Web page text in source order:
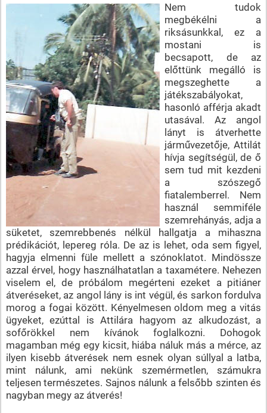
Nem tudok
megbékélni a
riksásunkkal, ez a
mostani is
becsapott, de az
előttünk megálló is
megszeghette a
játékszabályokat,
hasonló afférja akadt
utasával. Az angol
lányt is átverhette
járművezetője, Attilát
hívja segítségül, de ő
sem tud mit kezdeni
a szószegő
fiatalemberrel. Nem
használ semmiféle
szemrehányás, adja a
süketet, szemrebbenés nélkül hallgatja a mihaszna
prédikációt, lepereg róla. De az is lehet, oda sem figyel,
hagyja elmenni füle mellett a szónoklatot. Mindössze
azzal érvel, hogy használhatatlan a taxamétere. Nehezen
viselem el, de próbálom megérteni ezeket a pitiáner
átveréseket, az angol lány is int végül, és sarkon fordulva
morog a fogai között. Kényelmesen oldom meg a vitás
ügyeket, ezúttal is Attilára hagyom az alkudozást, a
sofőrökkel nem kívánok foglalkozni. Dohogok
magamban még egy kicsit, hiába náluk más a mérce, az
ilyen kisebb átverések nem esnek olyan súllyal a latba,
mint nálunk, ami nekünk szemérmetlen, számukra
teljesen természetes. Sajnos nálunk a felsőbb szinten és
nagyban megy az átverés!